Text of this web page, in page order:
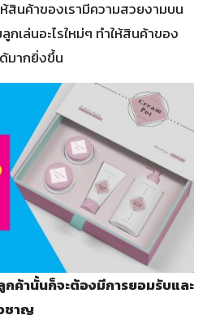
สินค้าของเรามีความสวยงามบน
เล่นอะไรใหม่ๆ ทำให้สินค้าของ
มากยิ่งขึ้น
กค้านั้นก็จะต้องมีการยอมรับและ
ชาญ